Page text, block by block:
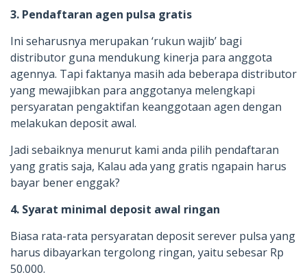
3. Pendaftaran agen pulsa gratis
Ini seharusnya merupakan ‘rukun wajib’ bagi
distributor guna mendukung kinerja para anggota
agennya. Tapi faktanya masih ada beberapa distributor
yang mewajibkan para anggotanya melengkapi
persyaratan pengaktifan keanggotaan agen dengan
melakukan deposit awal.
Jadi sebaiknya menurut kami anda pilih pendaftaran
yang gratis saja, Kalau ada yang gratis ngapain harus
bayar bener enggak?
4. Syarat minimal deposit awal ringan
Biasa rata-rata persyaratan deposit serever pulsa yang
harus dibayarkan tergolong ringan, yaitu sebesar Rp
50.000.